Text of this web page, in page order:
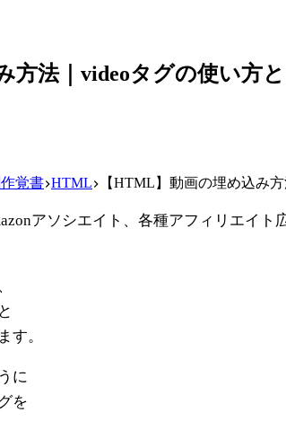
方法｜videoタグの使い方
覚書 HTML 【HTML】動画の埋め込み
アソシエイト、各種アフィリエイ
す。
に
を